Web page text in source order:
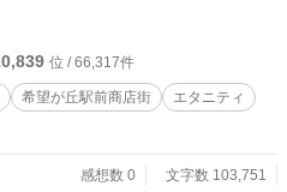
位 / 66,317件
希望が丘駅前商店街
エタニティ
感想数 0
文字数 103,751